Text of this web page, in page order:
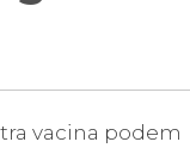
vacina podem